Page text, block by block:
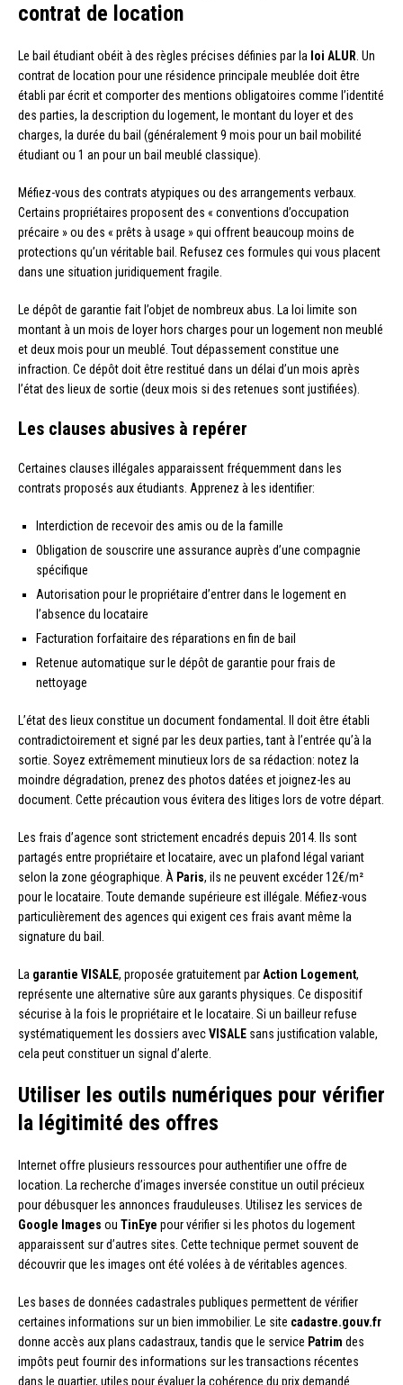
contrat de location
Le bail étudiant obéit à des règles précises définies par la loi ALUR . Un
contrat de location pour une résidence principale meublée doit être
établi par écrit et comporter des mentions obligatoires comme l’identité
des parties, la description du logement, le montant du loyer et des
charges, la durée du bail (généralement 9 mois pour un bail mobilité
étudiant ou 1 an pour un bail meublé classique).
Méfiez-vous des contrats atypiques ou des arrangements verbaux.
Certains propriétaires proposent des « conventions d’occupation
précaire » ou des « prêts à usage » qui offrent beaucoup moins de
protections qu’un véritable bail. Refusez ces formules qui vous placent
dans une situation juridiquement fragile.
Le dépôt de garantie fait l’objet de nombreux abus. La loi limite son
montant à un mois de loyer hors charges pour un logement non meublé
et deux mois pour un meublé. Tout dépassement constitue une
infraction. Ce dépôt doit être restitué dans un délai d’un mois après
l’état des lieux de sortie (deux mois si des retenues sont justifiées).
Les clauses abusives à repérer
Certaines clauses illégales apparaissent fréquemment dans les
contrats proposés aux étudiants. Apprenez à les identifier:
Interdiction de recevoir des amis ou de la famille
Obligation de souscrire une assurance auprès d’une compagnie
spécifique
Autorisation pour le propriétaire d’entrer dans le logement en
l’absence du locataire
Facturation forfaitaire des réparations en fin de bail
Retenue automatique sur le dépôt de garantie pour frais de
nettoyage
L’état des lieux constitue un document fondamental. Il doit être établi
contradictoirement et signé par les deux parties, tant à l’entrée qu’à la
sortie. Soyez extrêmement minutieux lors de sa rédaction: notez la
moindre dégradation, prenez des photos datées et joignez-les au
document. Cette précaution vous évitera des litiges lors de votre départ.
Les frais d’agence sont strictement encadrés depuis 2014. Ils sont
partagés entre propriétaire et locataire, avec un plafond légal variant
selon la zone géographique. À Paris, ils ne peuvent excéder 12€/m²
pour le locataire. Toute demande supérieure est illégale. Méfiez-vous
particulièrement des agences qui exigent ces frais avant même la
signature du bail.
La garantie VISALE, proposée gratuitement parAction Logement,
représente une alternative sûre aux garants physiques. Ce dispositif
sécurise à la fois le propriétaire et le locataire. Si un bailleur refuse
systématiquement les dossiers avecVISALE sans justification valable,
cela peut constituer un signal d’alerte.
Utiliser les outils numériques pour vérifier
la légitimité des offres
Internet offre plusieurs ressources pour authentifier une offre de
location. La recherche d’images inversée constitue un outil précieux
pour débusquer les annonces frauduleuses. Utilisez les services de
Google Images ou TinEye pour vérifier si les photos du logement
apparaissent sur d’autres sites. Cette technique permet souvent de
découvrir que les images ont été volées à de véritables agences.
Les bases de données cadastrales publiques permettent de vérifier
certaines informations sur un bien immobilier. Le site cadastre.gouv.fr
donne accès aux plans cadastraux, tandis que le service Patrim des
impôts peut fournir des informations sur les transactions récentes
dans le quartier, utiles pour évaluer la cohérence du prix demandé.